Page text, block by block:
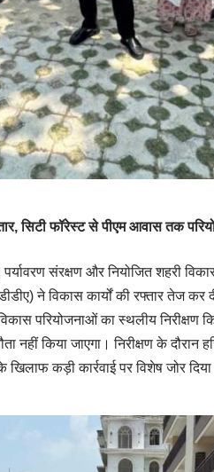
सिटी फॉरेस्ट से पीएम आवास तक
संरक्षण और नियोजित शहरी
ने विकास कार्यों की रफ्तार तेज कर
परियोजनाओं का स्थलीय निरीक्षण
नहीं किया जाएगा। निरीक्षण के दौरान
कड़ी कार्रवाई पर विशेष जोर दिया